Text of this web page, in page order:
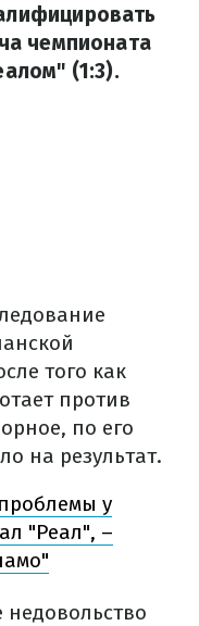
чемпионата
(1:3).
того как
против
по его
на результат.
у
"Реал", –